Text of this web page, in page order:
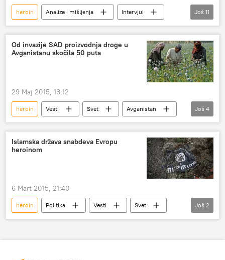
heroin Analize i mišljenja
Intervjui
Radio
Vesti Kultura
Srbija
Slobodan Milošević
Vladimir Arsenijević
pisac
roman
NIN-ova nagrada
Još 11
Od invazije SAD proizvodnja droge u
Avganistanu skočila 50 puta
29 Maj 2015, 13:12
heroin Vesti Svet
Avganistan
proizvodnja
opijum
mak
Društvo
Još 4
Islamska država snabdeva Evropu
heroinom
6 Mart 2015, 21:40
heroin Politika Vesti
Svet
Evropa
Islamska država
Još 2